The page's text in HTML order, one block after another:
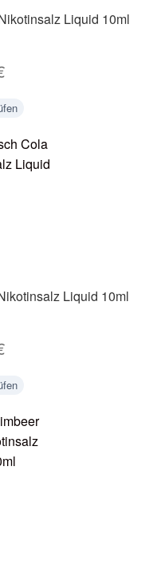
Liquid 10ml
Liquid 10ml